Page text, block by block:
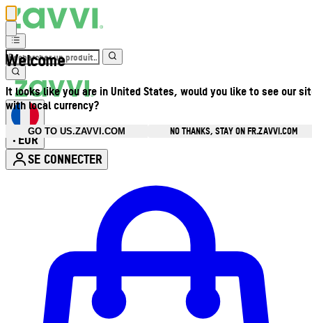
Welcome
It looks like you are in United States, would you like to see our
with local currency?
GO TO US.ZAVVI.COM
NO THANKS, STAY ON FR.ZAVVI.COM
• EUR
SE CONNECTER